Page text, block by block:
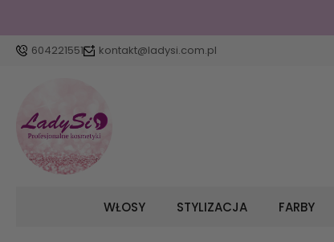
604221551 kontakt@ladysi.com.pl
WŁOSY STYLIZACJA FARBY